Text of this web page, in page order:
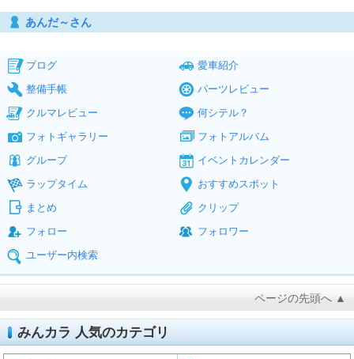
あんだ～さん
ブログ
愛車紹介
整備手帳
パーツレビュー
クルマレビュー
何シテル？
フォトギャラリー
フォトアルバム
グループ
イベントカレンダー
ラップタイム
おすすめスポット
まとめ
クリップ
フォロー
フォロワー
ユーザー内検索
ページの先頭へ ▲
みんカラ 人気のカテゴリ